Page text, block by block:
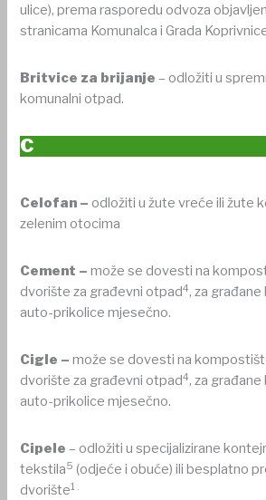
ulice), prema rasporedu odvoza
stranicama Komunalca i Grada
Britvice za brijanje – odložiti u
komunalni otpad.
C
Celofan – odložiti u žute vreće ili žute
zelenim otocima
Cement –može se dovesti na
dvorište za građevni otpad4, za
auto-prikolice mjesečno.
Cigle –može se dovesti na
dvorište za građevni otpad4, za
auto-prikolice mjesečno.
Cipele – odložiti u specijalizirane
tekstila5 (odjeće i obuće) ili besplatno
dvorište1 .